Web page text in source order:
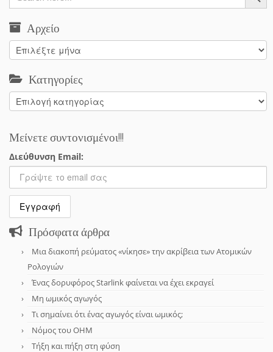
Αρχείο
Αρχείο
Κατηγορίες
Κατηγορίες
Μείνετε συντονισμένοι!!!
Διεύθυνση Email:
Πρόσφατα άρθρα
Μια διακοπή ρεύματος «νίκησε» την ακρίβεια των Ατομικών
Ρολογιών
Ένας δορυφόρος Starlink φαίνεται να έχει εκραγεί
Μη ωμικός αγωγός
Τι σημαίνει ότι ένας αγωγός είναι ωμικός;
Νόμος του OHM
Τήξη και πήξη στη φύση